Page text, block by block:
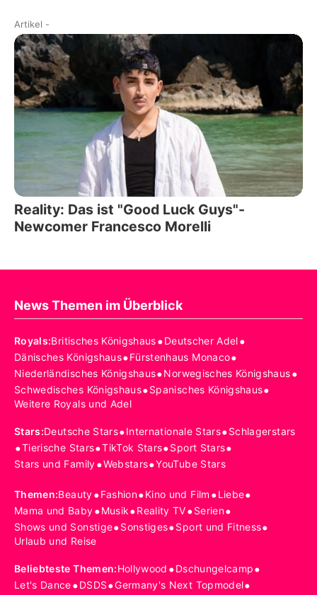
Artikel -
Reality: Das ist "Good Luck Guys"-
Newcomer Francesco Morelli
News Themen im Überblick
Royals:Britisches Königshaus•Deutscher Adel•
Dänisches Königshaus•Fürstenhaus Monaco•
Niederländisches Königshaus•Norwegisches Königshaus•
Schwedisches Königshaus•Spanisches Königshaus•
Weitere Royals und Adel
Stars:Deutsche Stars•Internationale Stars•Schlagerstars
•Tierische Stars•TikTok Stars•Sport Stars•
Stars und Family•Webstars•YouTube Stars
Themen:Beauty•Fashion•Kino und Film •Liebe•
Mama und Baby•Musik•Reality TV•Serien•
Shows und Sonstige•Sonstiges•Sport und Fitness•
Urlaub und Reise
Beliebteste Themen:Hollywood •Dschungelcamp•
Let's Dance•DSDS•Germany's Next Topmodel•